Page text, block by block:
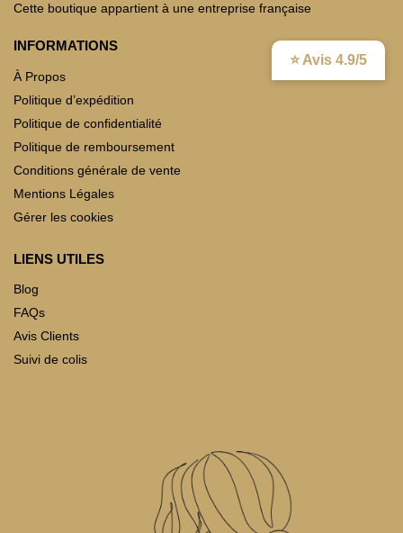
⭐ Avis 4.9/5
Cette boutique appartient à une entreprise française
INFORMATIONS
À Propos
Politique d’expédition
Politique de confidentialité
Politique de remboursement
Conditions générale de vente
Mentions Légales
Gérer les cookies
LIENS UTILES
Blog
FAQs
Avis Clients
Suivi de colis